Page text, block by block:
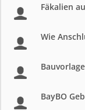
Fäkalien
Wie
BayBO